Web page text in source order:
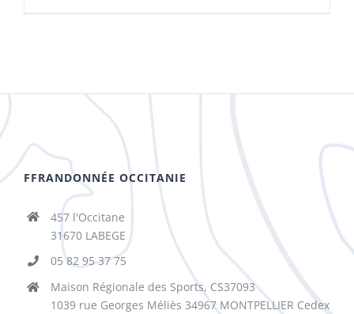
FFRANDONNÉE OCCITANIE
457 l'Occitane
31670 LABEGE
05 82 95 37 75
Maison Régionale des Sports, CS37093
1039 rue Georges Méliès 34967 MONTPELLIER Cedex